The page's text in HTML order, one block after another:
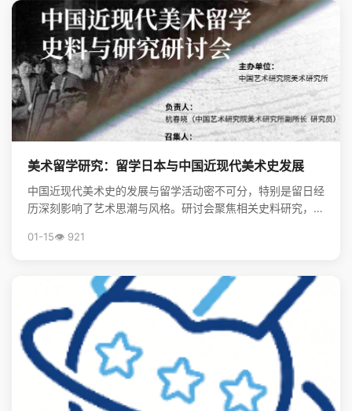
美术留学研究：留学日本与中国近现代美术史发展
中国近现代美术史的发展与留学活动密不可分，特别是留日经
历深刻影响了艺术思潮与风格。研讨会聚焦相关史料研究，揭
01-15👁️ 921